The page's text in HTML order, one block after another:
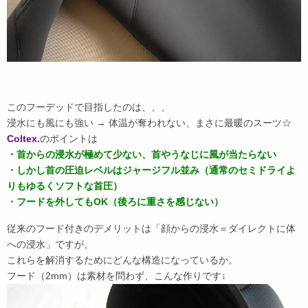
このフーデッドで目指したのは、、、
浸水にも風にも強い → 体温が奪われない、まさに最暖のスーツ☆
Coltex.のポイントは
・首からの浸水が極めて少ない、首やうなじに風が当たらない
・しかし首の圧迫レベルはジャージフル並み（通常のセミドライよ
りもゆるくソフトな首圧）
・フードを外してもOK（後ろに重さを感じない）
従来のフード付きのデメリットは「顔からの浸水＝ダイレクトに体
への浸水」ですが、
これらを解消するためにどんな構造になっているか。
フード（2mm）は素材を問わず、こんな作りです↓